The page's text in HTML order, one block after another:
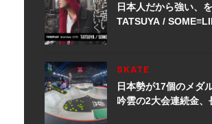
日本人だから強い、
TATSUYA /
SKATE
日本勢が17個のメダ
吟雲の2大会連続金、
ダル獲得など数々の